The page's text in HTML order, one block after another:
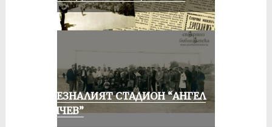
ИЗЧЕЗНАЛИЯТ СТАДИОН “АНГЕЛ
КЪНЧЕВ”